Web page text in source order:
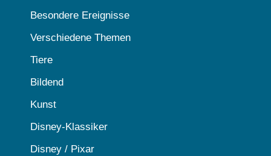
Besondere Ereignisse
Verschiedene Themen
Tiere
Bildend
Kunst
Disney-Klassiker
Disney / Pixar